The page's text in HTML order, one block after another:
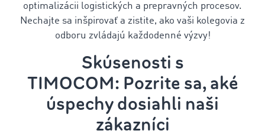
optimalizácii logistických a prepravných procesov.
Nechajte sa inšpirovať a zistite, ako vaši kolegovia z
odboru zvládajú každodenné výzvy!
Skúsenosti s
TIMOCOM: Pozrite sa, aké
úspechy dosiahli naši
zákazníci